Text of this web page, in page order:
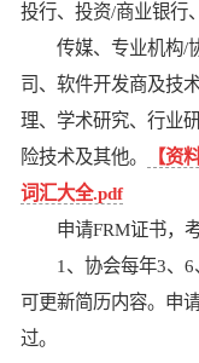
投行、投资/商业银行
传媒、专业机构/
司、软件开发商及技
理、学术研究、行业
险技术及其他。
【资
词汇大全.pdf
申请FRM证书，
1、协会每年3、
可更新简历内容。申
过。